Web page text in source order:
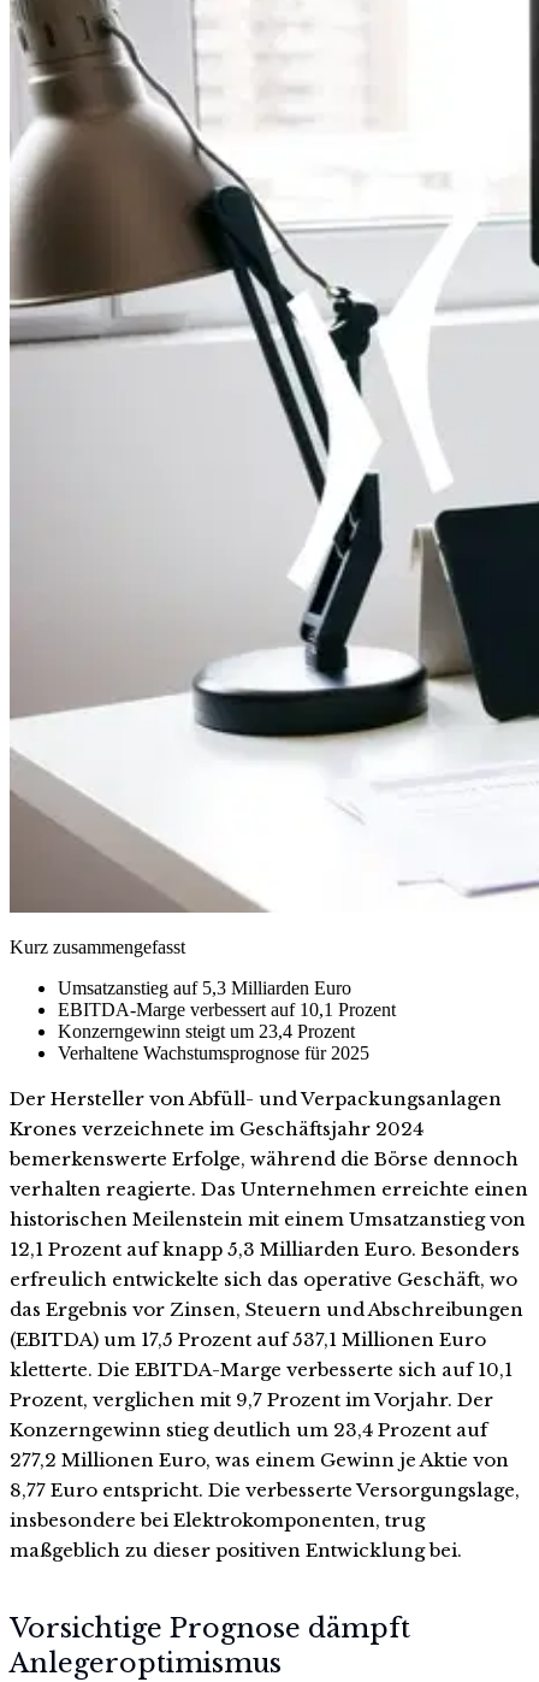
Kurz zusammengefasst
Umsatzanstieg auf 5,3 Milliarden Euro
EBITDA-Marge verbessert auf 10,1 Prozent
Konzerngewinn steigt um 23,4 Prozent
Verhaltene Wachstumsprognose für 2025
Der Hersteller von Abfüll- und Verpackungsanlagen
Krones verzeichnete im Geschäftsjahr 2024
bemerkenswerte Erfolge, während die Börse dennoch
verhalten reagierte. Das Unternehmen erreichte einen
historischen Meilenstein mit einem Umsatzanstieg von
12,1 Prozent auf knapp 5,3 Milliarden Euro. Besonders
erfreulich entwickelte sich das operative Geschäft, wo
das Ergebnis vor Zinsen, Steuern und Abschreibungen
(EBITDA) um 17,5 Prozent auf 537,1 Millionen Euro
kletterte. Die EBITDA-Marge verbesserte sich auf 10,1
Prozent, verglichen mit 9,7 Prozent im Vorjahr. Der
Konzerngewinn stieg deutlich um 23,4 Prozent auf
277,2 Millionen Euro, was einem Gewinn je Aktie von
8,77 Euro entspricht. Die verbesserte Versorgungslage,
insbesondere bei Elektrokomponenten, trug
maßgeblich zu dieser positiven Entwicklung bei.
Vorsichtige Prognose dämpft
Anlegeroptimismus